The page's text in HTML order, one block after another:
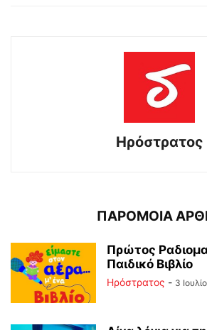
Ηρόστρατος
ΠΑΡΟΜΟΙΑ
Πρώτος
Παιδικό Βιβλίο
Ηρόστρατος - 3